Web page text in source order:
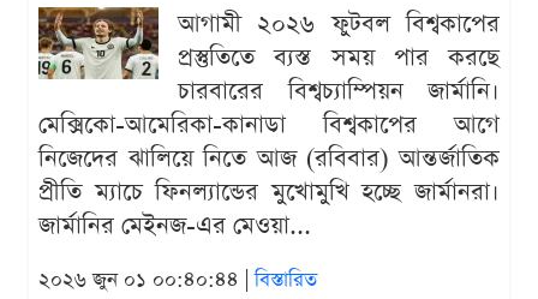
আগামী ২০২৬ ফুটবল বিশ্বকাপের
প্রস্তুতিতে ব্যস্ত সময় পার করছে
চারবারের বিশ্বচ্যাম্পিয়ন জার্মানি।
মেক্সিকো-আমেরিকা-কানাডা বিশ্বকাপের আগে
নিজেদের ঝালিয়ে নিতে আজ (রবিবার) আন্তর্জাতিক
প্রীতি ম্যাচে ফিনল্যান্ডের মুখোমুখি হচ্ছে জার্মানরা।
জার্মানির মেইনজ-এর মেওয়া...
২০২৬ জুন ০১ ০০:৪০:৪৪ |বিস্তারিত